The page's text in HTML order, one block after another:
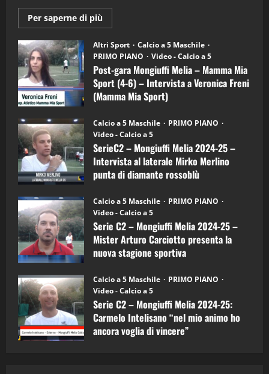
Per saperne di più
informazioni
Post-
gara
Mongiuffi
Melia
–
Mamma
Mia
Sport
6)
–
Intervista
a
mister
Arturo
Carciotto
(Mongiuffi
Altri Sport
Calcio a 5 Maschile
PRIMO PIANO
Video - Calcio a 5
Post-gara Mongiuffi Melia – Mamma Mia
Sport (4-6) – Intervista a Veronica Freni
(Mamma Mia Sport)
Calcio a 5 Maschile
PRIMO PIANO
Video - Calcio a 5
SerieC2 – Mongiuffi Melia 2024-25 –
Intervista al laterale Mirko Merlino
punta di diamante rossoblù
Calcio a 5 Maschile
PRIMO PIANO
Video - Calcio a 5
Serie C2 – Mongiuffi Melia 2024-25 –
Mister Arturo Carciotto presenta la
nuova stagione sportiva
Calcio a 5 Maschile
PRIMO PIANO
Video - Calcio a 5
Serie C2 – Mongiuffi Melia 2024-25:
Carmelo Intelisano “nel mio animo ho
ancora voglia di vincere”
3
"SportEmpire" in Podcast
“SportEmpire” in Podcast: 28^ Puntata
(Martedi 21 Aprile 2026)
21/04/2026
4
“SportEmpire” in Podcast: 27^ Puntata
(Martedi 14 Aprile 2026)
15/04/2026
5
“SportEmpire” in Podcast: 26^ Puntata
(Martedi 07 Aprile 2026)
08/04/2026
1
“SportEmpire” in Podcast: 30^ Puntata
(Martedi 05 Maggio 2026)
08/05/2026